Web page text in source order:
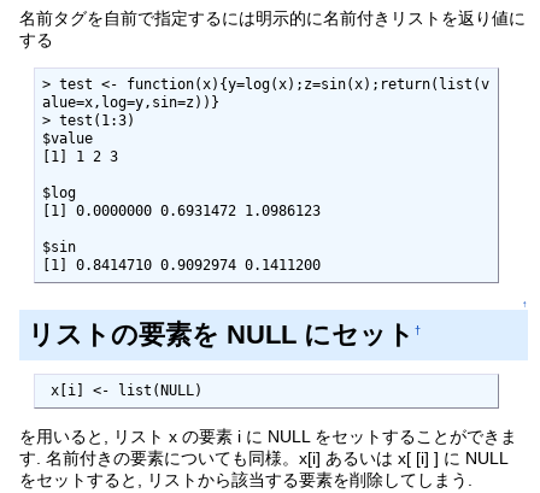
名前タグを自前で指定するには明示的に名前付きリストを返り値に
する
> test <- function(x){y=log(x);z=sin(x);return(list(v
alue=x,log=y,sin=z))}
> test(1:3)
$value
[1] 1 2 3
$log
[1] 0.0000000 0.6931472 1.0986123
$sin
[1] 0.8414710 0.9092974 0.1411200
↑
リストの要素を NULL にセット †
x[i] <- list(NULL)
を用いると, リスト x の要素 i に NULL をセットすることができま
す. 名前付きの要素についても同様。x[i] あるいは x[ [i] ] に NULL
をセットすると, リストから該当する要素を削除してしまう.